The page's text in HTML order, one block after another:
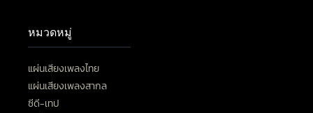
หมวดหมู่
แผ่นเสียงเพลงไทย
แผ่นเสียงเพลงสากล
ซีดี-เทป